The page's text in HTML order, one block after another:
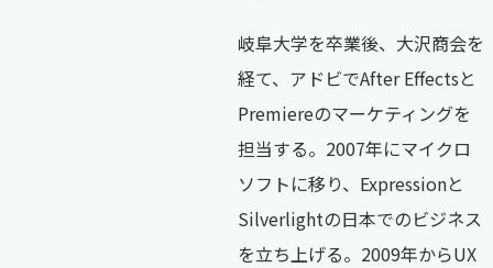
岐阜大学を卒業後、大沢商会を
経て、アドビでAfter Effectsと
Premiereのマーケティングを
担当する。2007年にマイクロ
ソフトに移り、Expressionと
Silverlightの日本でのビジネス
を立ち上げる。2009年からUX